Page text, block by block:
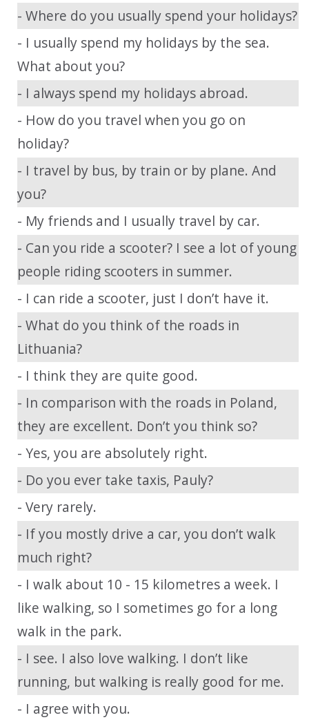
- Where do you usually spend your holidays?
- I usually spend my holidays by the sea.
What about you?
- I always spend my holidays abroad.
- How do you travel when you go on
holiday?
- I travel by bus, by train or by plane. And
you?
- My friends and I usually travel by car.
- Can you ride a scooter? I see a lot of young
people riding scooters in summer.
- I can ride a scooter, just I don’t have it.
- What do you think of the roads in
Lithuania?
- I think they are quite good.
- In comparison with the roads in Poland,
they are excellent. Don’t you think so?
- Yes, you are absolutely right.
- Do you ever take taxis, Pauly?
- Very rarely.
- If you mostly drive a car, you don’t walk
much right?
- I walk about 10 - 15 kilometres a week. I
like walking, so I sometimes go for a long
walk in the park.
- I see. I also love walking. I don’t like
running, but walking is really good for me.
- I agree with you.